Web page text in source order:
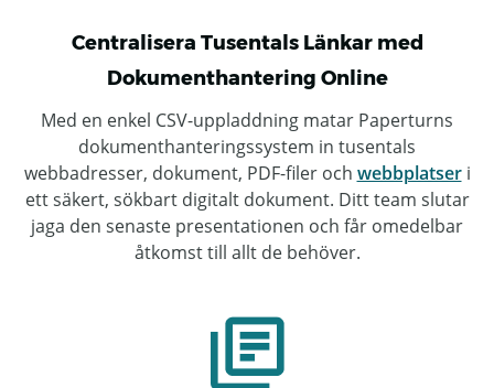
Centralisera Tusentals Länkar med
Dokumenthantering Online
Med en enkel CSV-uppladdning matar Paperturns
dokumenthanteringssystem in tusentals
webbadresser, dokument, PDF-filer och webbplatseri
ett säkert, sökbart digitalt dokument. Ditt team slutar
jaga den senaste presentationen och får omedelbar
åtkomst till allt de behöver.